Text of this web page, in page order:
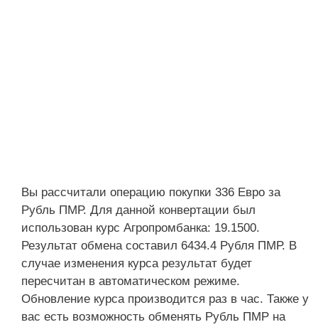
Вы рассчитали операцию покупки 336 Евро за
Рубль ПМР. Для данной конвертации был
использован курс Агропромбанка: 19.1500.
Результат обмена составил 6434.4 Рубля ПМР. В
случае изменения курса результат будет
пересчитан в автоматическом режиме.
Обновление курса производится раз в час. Также у
вас есть возможность обменять Рубль ПМР на